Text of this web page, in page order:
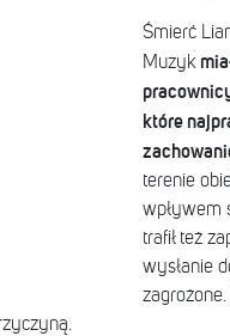
Śmierć
Muzyk
które
terenie
wpływem
trafił też
wysłanie